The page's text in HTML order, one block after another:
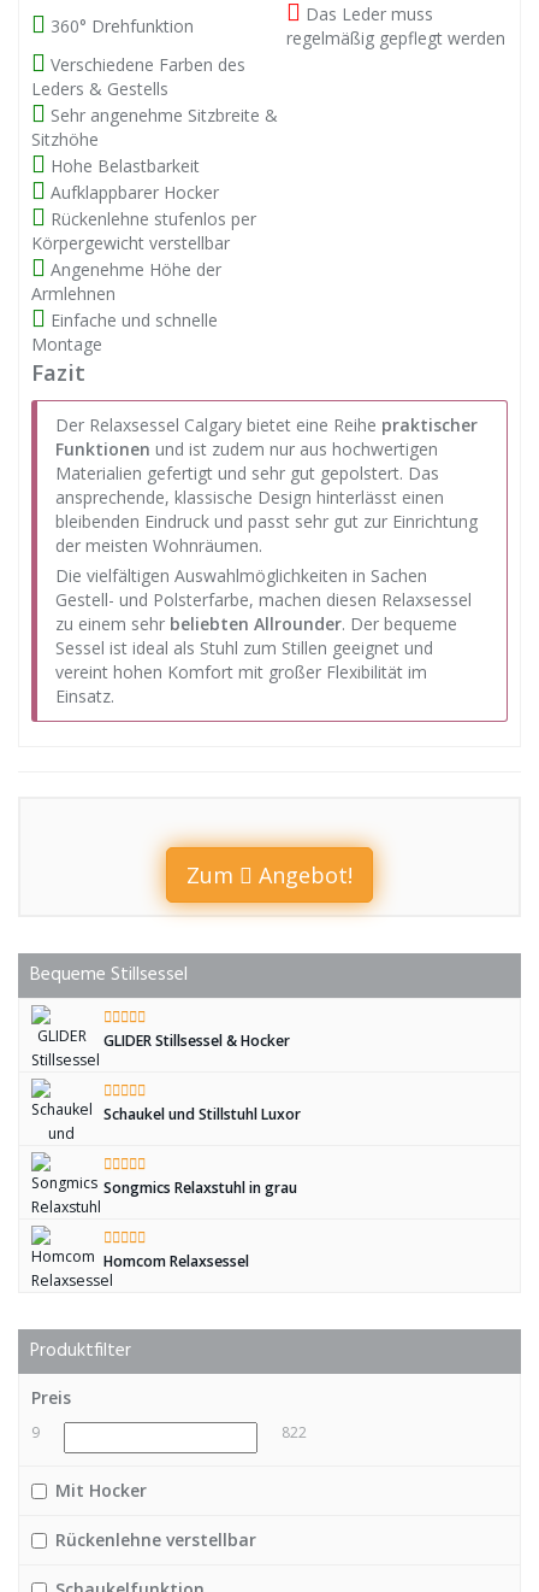
360° Drehfunktion
Das Leder muss
regelmäßig gepflegt werden
Verschiedene Farben des
Leders & Gestells
Sehr angenehme Sitzbreite &
Sitzhöhe
Hohe Belastbarkeit
Aufklappbarer Hocker
Rückenlehne stufenlos per
Körpergewicht verstellbar
Angenehme Höhe der
Armlehnen
Einfache und schnelle
Montage
Fazit
Der Relaxsessel Calgary bietet eine Reihe praktischer
Funktionen und ist zudem nur aus hochwertigen
Materialien gefertigt und sehr gut gepolstert. Das
ansprechende, klassische Design hinterlässt einen
bleibenden Eindruck und passt sehr gut zur Einrichtung
der meisten Wohnräumen.
Die vielfältigen Auswahlmöglichkeiten in Sachen
Gestell- und Polsterfarbe, machen diesen Relaxsessel
zu einem sehr beliebten Allrounder. Der bequeme
Sessel ist ideal als Stuhl zum Stillen geeignet und
vereint hohen Komfort mit großer Flexibilität im
Einsatz.
Zum Angebot!
Bequeme Stillsessel
GLIDER Stillsessel & Hocker
Schaukel und Stillstuhl Luxor
Songmics Relaxstuhl in grau
Homcom Relaxsessel
Produktfilter
Preis
9 822
Mit Hocker
Rückenlehne verstellbar